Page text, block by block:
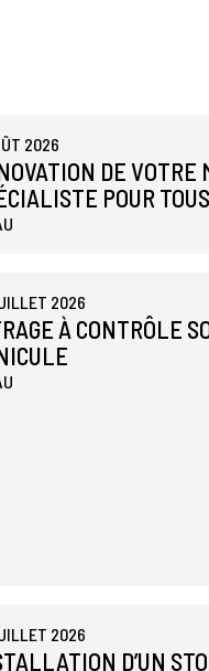
2026
DE VOTRE
POUR
2026
À CONTRÔLE
2026
D’UN